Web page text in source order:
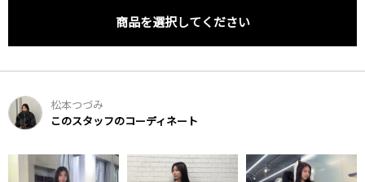
商品を選択してください
松本つづみ
このスタッフのコーディネート